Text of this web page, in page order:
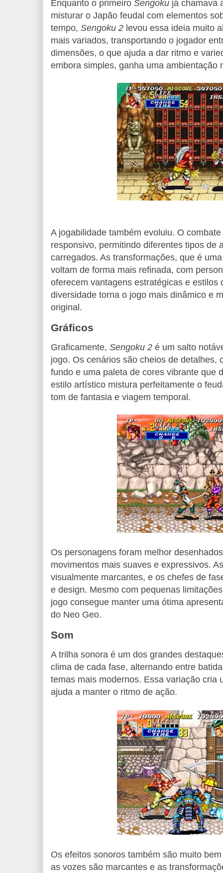
Enquanto o primeiro Sengoku já chamava
misturar o Japão feudal com elementos
tempo, Sengoku 2 levou essa ideia muito
mais variados, transportando o jogador
dimensões, o que ajuda a dar ritmo e
embora simples, ganha uma ambientação
A jogabilidade também evoluiu. O
responsivo, permitindo diferentes tipos de
carregados. As transformações, que é
voltam de forma mais refinada, com
oferecem vantagens estratégicas e estilos
diversidade torna o jogo mais dinâmico e
original.
Gráficos
Graficamente, Sengoku 2 é um salto
jogo. Os cenários são cheios de detalhes,
fundo e uma paleta de cores vibrante que
estilo artístico mistura perfeitamente o
tom de fantasia e viagem temporal.
Os personagens foram melhor
movimentos mais suaves e expressivos.
visualmente marcantes, e os chefes de
e design. Mesmo com pequenas
jogo consegue manter uma ótima
do Neo Geo.
Som
A trilha sonora é um dos grandes
clima de cada fase, alternando entre
temas mais modernos. Essa variação cria
ajuda a manter o ritmo de ação.
Os efeitos sonoros também são muito
as vozes são marcantes e as